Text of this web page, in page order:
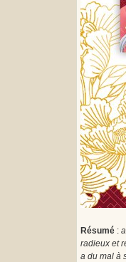
Résumé :
radieux et
a du mal à